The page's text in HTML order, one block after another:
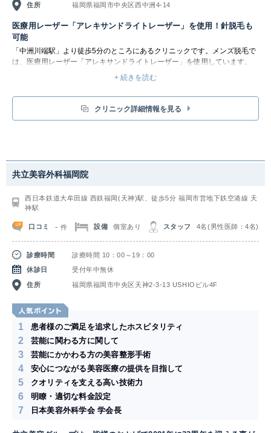
住所 福岡県福岡市中央区西中洲4-14
医療用レーザー「アレキサンドライトレーザー」を使用！針脱毛も
可能
「中洲川端駅」より徒歩5分のところにあるクリニックです。メンズ脱毛で
は、医療用レーザー「アレキサンドライトレーザー」を使用しています。
レーザーの光には、毛髪や皮膚に含まれる色素だけに取り込まれる性質をも
つものがあります。このようなレーザー光を利用し、毛を産生する毛根周囲
す。照射のたびに毛量は段階的に減っていきますが、ほぼ完全な脱毛のため
時間で広範囲の脱毛をしたい方は、ぜひ相談してみましょう。
ヒゲの脱毛にはレーザー脱毛と絶縁針脱毛があり、それぞれに特徴がありま
す。 レーザー脱毛の場合は短時間で広範囲の照射が出来ます。痛みも少な
の脱毛が可能です。状態を見ながら気になる毛だけを脱毛出来るため、間引
きすることが可能です。またレーザーでは対応出来なくなった毛や日焼けし
た肌でも脱毛が出来ます。どちらが適しているかはお肌の状態によって異な
+ 続きを読む
クリニック詳細情報を見る
共立美容外科福岡院
西日本鉄道大牟田線 西鉄福岡(天神)駅、徒歩5分 福岡市営地下鉄空港線 天
神駅
口コミ -件 設備 個室あり スタッフ 4名(男性医師：4名)
診療時間
診療時間 10：00～19：00
休診日
受付年中無休
住所 福岡県福岡市中央区天神2-3-13 USHIOビル4F
1 患者様のご満足を追求したホスピタリティ
2 芸能に関わる方に関して
3 芸能にかかわる方の美容整形手術
4 安心につながる美容医療の提供を目指して
5 クオリティを支える高い技術力
6 明瞭・適切な料金設定
7 日本美容外科学会 学会長